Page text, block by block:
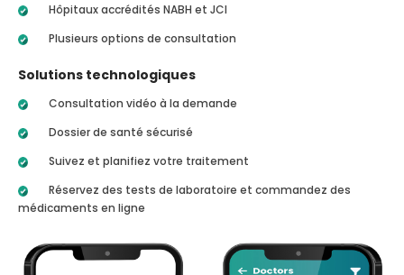
Hôpitaux accrédités NABH et JCI
Plusieurs options de consultation
Solutions technologiques
Consultation vidéo à la demande
Dossier de santé sécurisé
Suivez et planifiez votre traitement
Réservez des tests de laboratoire et commandez des
médicaments en ligne